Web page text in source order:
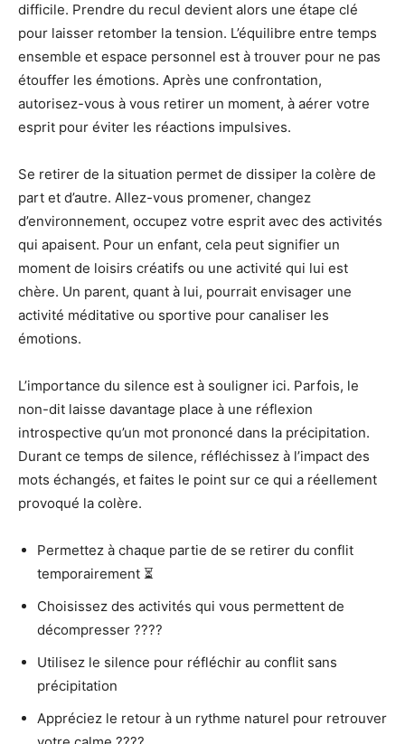
difficile. Prendre du recul devient alors une étape clé
pour laisser retomber la tension. L’équilibre entre temps
ensemble et espace personnel est à trouver pour ne pas
étouffer les émotions. Après une confrontation,
autorisez-vous à vous retirer un moment, à aérer votre
esprit pour éviter les réactions impulsives.
Se retirer de la situation permet de dissiper la colère de
part et d’autre. Allez-vous promener, changez
d’environnement, occupez votre esprit avec des activités
qui apaisent. Pour un enfant, cela peut signifier un
moment de loisirs créatifs ou une activité qui lui est
chère. Un parent, quant à lui, pourrait envisager une
activité méditative ou sportive pour canaliser les
émotions.
L’importance du silence est à souligner ici. Parfois, le
non-dit laisse davantage place à une réflexion
introspective qu’un mot prononcé dans la précipitation.
Durant ce temps de silence, réfléchissez à l’impact des
mots échangés, et faites le point sur ce qui a réellement
provoqué la colère.
Permettez à chaque partie de se retirer du conflit
temporairement ⏳
Choisissez des activités qui vous permettent de
décompresser ????
Utilisez le silence pour réfléchir au conflit sans
précipitation
Appréciez le retour à un rythme naturel pour retrouver